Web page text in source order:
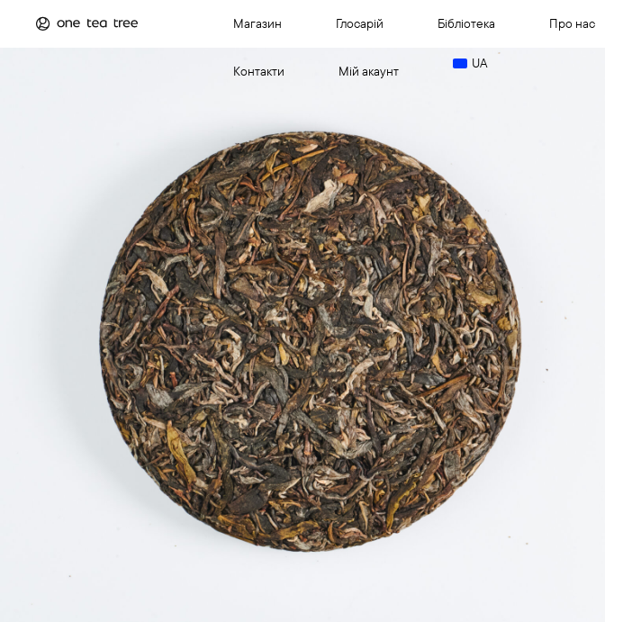
Магазин Глосарій Бібліотека Про нас
Контакти Мій акаунт UA